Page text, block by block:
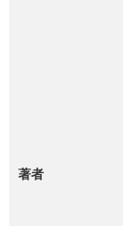
著者